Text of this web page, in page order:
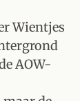
Wientjes
AOW-